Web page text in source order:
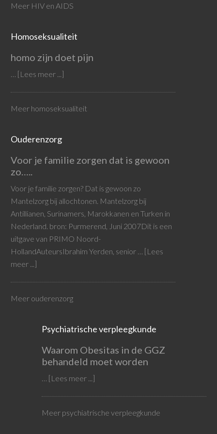
Meer HIV en AIDS
Homoseksualiteit
homo zijn doet pijn
… [Lees meer ...]
Meer homoseksualiteit
Ouderenzorg
Voor je familie zorgen dat is gewoon
zo…..
Voor je familie zorgen? Dat is gewoon zo
Mantelzorg bij allochtonen. Mantelzorg bij
Antillianen, Surinamers, Marokkanen en Turken in
Nederland. bron: Purmerend, Juni 2007Dit is een
uitgave van PRIMO Noord-
HollandAuteursIbrahim Yerden, senior … [Lees
meer ...]
Meer ouderenzorg
Psychiatrische verpleegkunde
Waarom Obesitas in de GGZ
behandeld moet worden
… [Lees meer ...]
Meer psychiatrische verpleegkunde